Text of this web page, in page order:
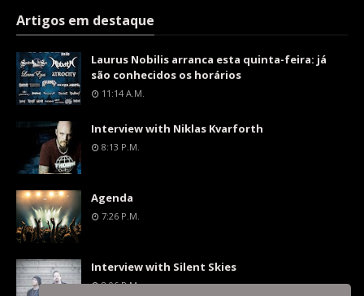
Artigos em destaque
Laurus Nobilis arranca esta quinta-feira: já
são conhecidos os horários
11:14 A.m.
Interview with Niklas Kvarforth
8:13 P.m.
Agenda
7:26 P.m.
Interview with Silent Skies
8:06 P.m.